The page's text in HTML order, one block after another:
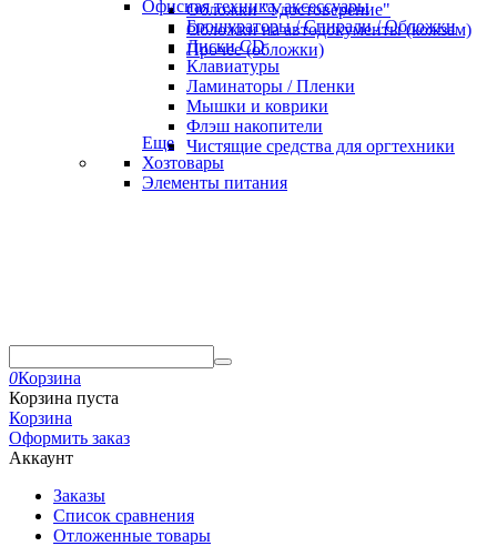
Обложки "Удостоверение"
Обложки на автодокументы (кожзам)
Прочее (обложки)
Офисная техника, аксессуары
Брошураторы / Спирали / Обложки
Диски CD
Клавиатуры
Ламинаторы / Пленки
Мышки и коврики
Флэш накопители
Чистящие средства для оргтехники
Еще
Хозтовары
Элементы питания
0Корзина
Корзина пуста
Корзина
Оформить заказ
Аккаунт
Заказы
Список сравнения
Отложенные товары